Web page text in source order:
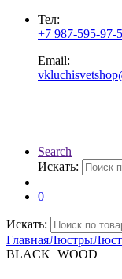
Тел:
+7 987-595-97-
Email:
Search
Искать:
0
Искать:
ГлавнаяЛюстры
BLACK+WOOD